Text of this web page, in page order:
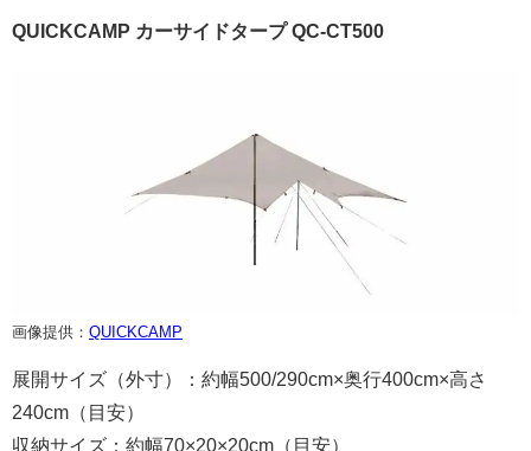
QUICKCAMP カーサイドタープ QC-CT500
画像提供： QUICKCAMP
展開サイズ（外寸）：約幅500/290cm×奥行400cm×高さ
240cm（目安）
収納サイズ：約幅70×20×20cm（目安）